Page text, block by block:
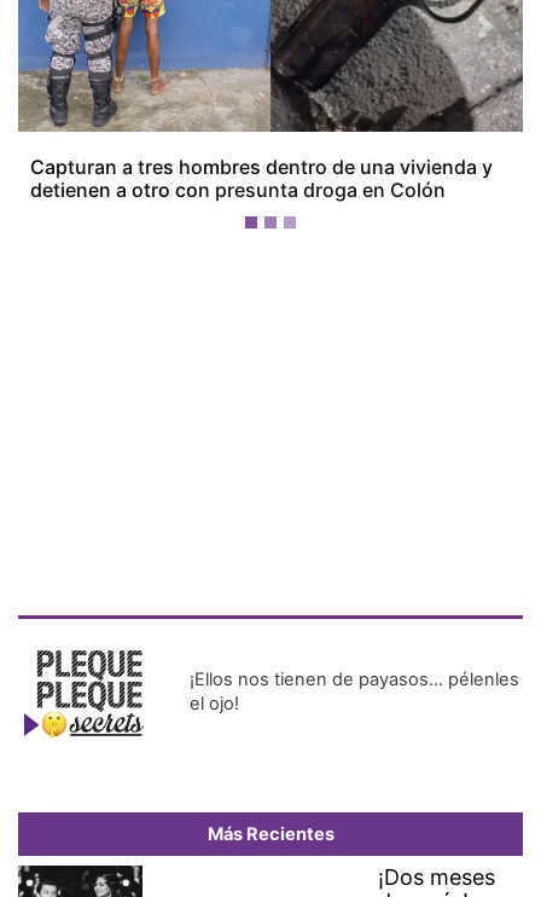
Camión con carga de granos queda destruido tras
incendio en Colón
Previous Next
¡Ellos nos tienen de payasos… pélenles
el ojo!
Más Recientes
¡Dos meses